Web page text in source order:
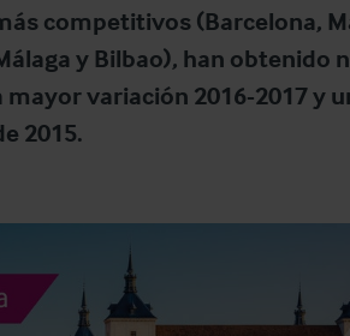
competitivos (Barcelona,
y Bilbao), han obtenido
mayor variación 2016-2017 y
2015.